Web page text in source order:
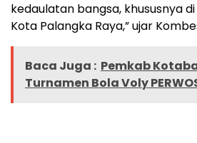
kedaulatan bangsa, khususnya
Kota Palangka Raya,” ujar
Baca Juga : Pemkab
Turnamen Bola Voly